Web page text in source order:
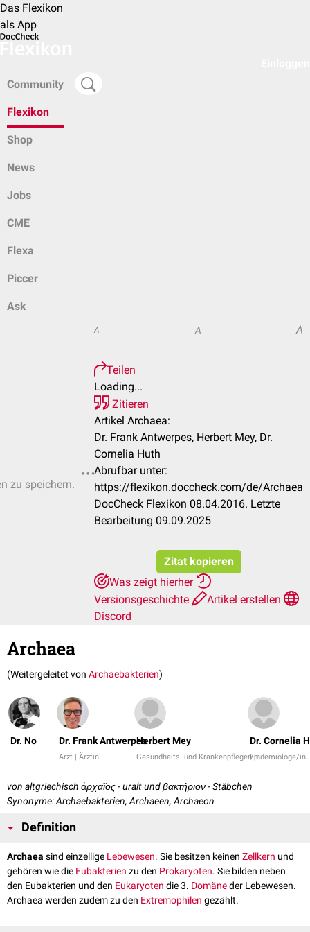
Das Flexikon
als App
Community
Flexikon
Shop
News
Jobs
CME
Flexa
Piccer
Ask
zu speichern.
A A A
Teilen
Loading...
Zitieren
Artikel Archaea:
Dr. Frank Antwerpes, Herbert Mey, Dr.
Cornelia Huth
Abrufbar unter:
https://flexikon.doccheck.com/de/Archaea
DocCheck Flexikon 08.04.2016. Letzte
Bearbeitung 09.09.2025
Zitat kopieren
Was zeigt hierher
Versionsgeschichte
Artikel erstellen
Discord
Archaea
(Weitergeleitet von Archaebakterien)
Dr. No Dr. Frank Antwerpes
Arzt | Ärztin
Herbert Mey
Gesundheits- und Krankenpfleger/in
Dr. Cornelia
Epidemiologe/in
von altgriechisch ἀρχαῖος - uralt und βακτήριον - Stäbchen
Synonyme: Archaebakterien, Archaeen, Archaeon
Definition
Archaea sind einzellige Lebewesen. Sie besitzen keinen Zellkern und
gehören wie die Eubakterien zu den Prokaryoten. Sie bilden neben
den Eubakterien und den Eukaryoten die 3. Domäneder Lebewesen.
Archaea werden zudem zu den Extremophilen gezählt.